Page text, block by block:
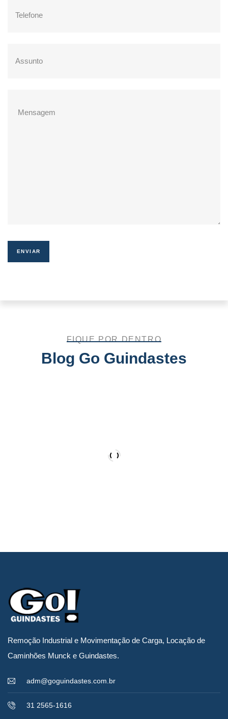
FIQUE POR DENTRO
Blog Go Guindastes
Movimentação de Bomba de Vácuo de
16 Toneladas
LEIA MAIS
Remoção Industrial e Movimentação de Carga, Locação de
Caminhões Munck e Guindastes.
adm@goguindastes.com.br
31 2565-1616